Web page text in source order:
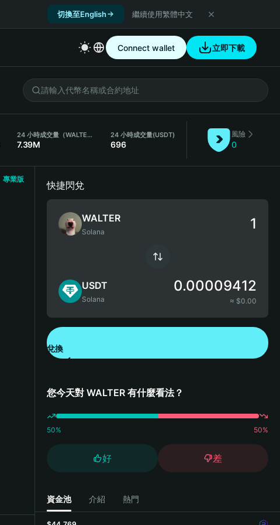
切換至English 繼續使用繁體中文
Connect wallet 立即下載
24 小時成交量（WALTER）
7.39M
24 小時成交量(USDT)
696
風險
0
專業版
快捷閃兌
WALTER
Solana
USDT
Solana
0.00009412
≈ $0.00
兌換
您今天對 WALTER 有什麼看法？
50% 50%
好 差
資金池 介紹 熱門